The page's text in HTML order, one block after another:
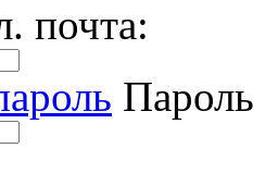
почта: